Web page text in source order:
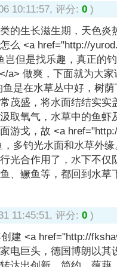
10:11:57, 评分: 0 )
生长滋生期，天色炎
么 <a href="http://
岂但是找乐趣，真正的
a> 做爽，下面就为
在水草丛中好，树
茂盛，将水面结结实
取氧气，水草中的鱼虾
游戈，故 <a
多钓光水面和水草外
光合作用了，水下不仅
鱼、鳜鱼等，都回到
11:45:51, 评分: 0 )
建 <a href="http://
电巨头，德国博朗以其